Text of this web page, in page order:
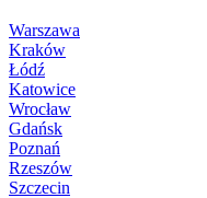
Warszawa
Kraków
Łódź
Katowice
Wrocław
Gdańsk
Poznań
Rzeszów
Szczecin